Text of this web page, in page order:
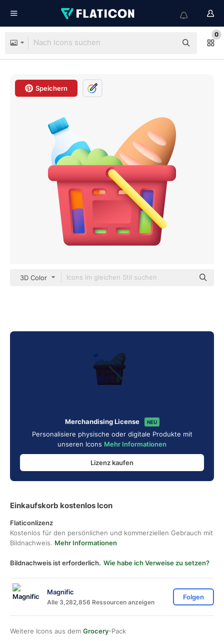
0
Speichern
3D Color
Merchandising License NEU
Personalisiere physische oder digitale Produkte mit
unseren Icons Mehr Informationen
Lizenz kaufen
Einkaufskorb kostenlos Icon
Flaticonlizenz
Kostenlos für den persönlichen und kommerziellen Gebrauch mit
Bildnachweis. Mehr Informationen
Bildnachweis ist erforderlich. Wie habe ich Verweise zu setzen?
Magnific
Alle 3,282,856 Ressourcen anzeigen
Folgen
Weitere Icons aus dem Grocery-Pack